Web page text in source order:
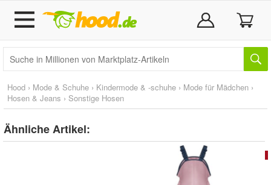
Hood › Mode & Schuhe › Kindermode & -schuhe › Mode für Mädchen ›
Hosen & Jeans › Sonstige Hosen
Ähnliche Artikel: